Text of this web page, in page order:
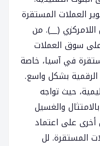
العملات المستقرة
(__). من
على سوق العملات
في آسيا، خاصة
الرقمية بشكل واسع.
حيث تواجه
والغسيل
أخرى على اعتماد
المستقرة. لل